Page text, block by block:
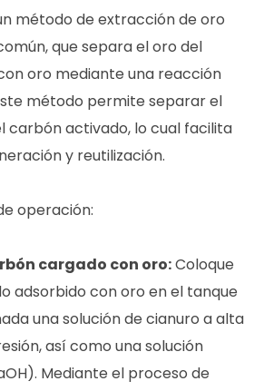
método de extracción de oro
que separa el oro del
oro mediante una reacción
método permite separar el
carbón activado, lo cual facilita
y reutilización.
operación:
cargado con oro:Coloque
adsorbido con oro en el tanque
una solución de cianuro a alta
así como una solución
Mediante el proceso de